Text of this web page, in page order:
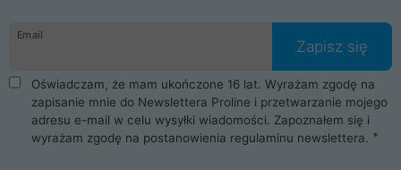
Email
Zapisz się
Oświadczam, że mam ukończone 16 lat. Wyrażam zgodę na
zapisanie mnie do Newslettera Proline i przetwarzanie mojego
adresu e-mail w celu wysyłki wiadomości. Zapoznałem się i
wyrażam zgodę na postanowienia regulaminu newslettera.